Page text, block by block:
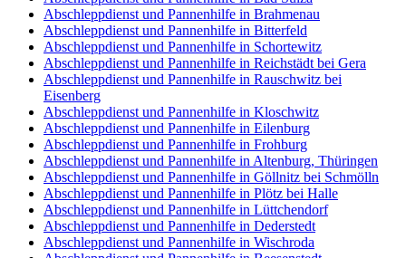
Abschleppdienst und Pannenhilfe in Brahmenau
Abschleppdienst und Pannenhilfe in Bitterfeld
Abschleppdienst und Pannenhilfe in Schortewitz
Abschleppdienst und Pannenhilfe in Reichstädt bei Gera
Abschleppdienst und Pannenhilfe in Rauschwitz bei
Eisenberg
Abschleppdienst und Pannenhilfe in Kloschwitz
Abschleppdienst und Pannenhilfe in Eilenburg
Abschleppdienst und Pannenhilfe in Frohburg
Abschleppdienst und Pannenhilfe in Altenburg, Thüringen
Abschleppdienst und Pannenhilfe in Göllnitz bei Schmölln
Abschleppdienst und Pannenhilfe in Plötz bei Halle
Abschleppdienst und Pannenhilfe in Lüttchendorf
Abschleppdienst und Pannenhilfe in Dederstedt
Abschleppdienst und Pannenhilfe in Wischroda